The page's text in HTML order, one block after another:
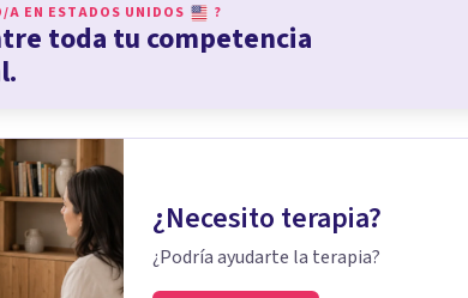
A EN ESTADOS UNIDOS ?
toda tu competencia
¿Necesito terapia?
¿Podría ayudarte la terapia?